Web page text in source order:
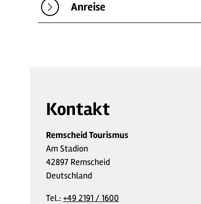
Anreise
Kontakt
Remscheid Tourismus
Am Stadion
42897 Remscheid
Deutschland
Tel.:+49 2191 / 1600